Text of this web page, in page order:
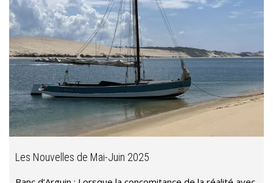
Les Nouvelles de Mai-Juin 2025